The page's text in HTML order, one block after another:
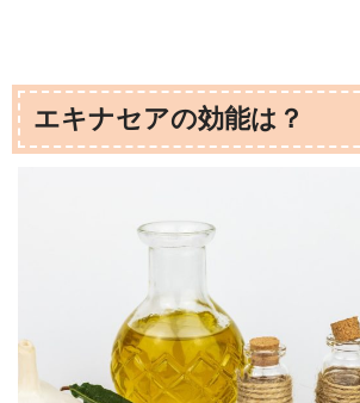
エキナセアの効能は？